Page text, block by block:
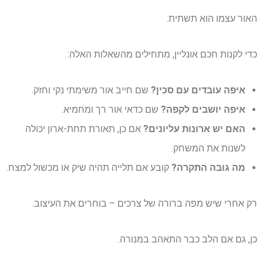
האור עצמו הוא תשתית.
כדי לקנות חכם אונליין, מתחילים מהשאלות האלה:
איפה עובדים עם סכין? שם חייב אור משימתי נקי וחזק.
איפה יושבים לקפה? שם כדאי אור רך ומחמיא.
האם יש ארונות עליונים? אם כן, תאורת תחת-ארון יכולה
לשנות את המשחק.
מה גובה התקרה? קובע אם תלייה תהיה שיק או מכשול למצח.
רק אחרי שיש מפה ברורה של צרכים – בוחרים את העיצוב.
כן, גם אם הלב כבר התאהב במנורה.